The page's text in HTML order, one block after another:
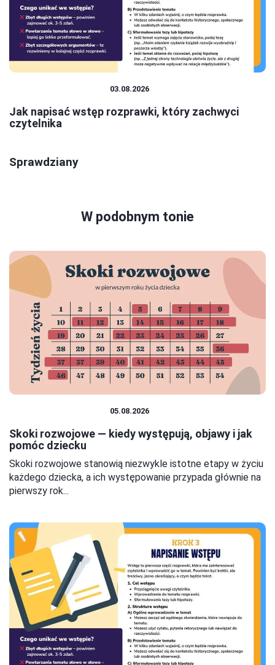
03.08.2026
Jak napisać wstęp rozprawki, który zachwyci
czytelnika
Sprawdziany
W podobnym tonie
05.08.2026
Skoki rozwojowe — kiedy występują, objawy i jak
pomóc dziecku
Skoki rozwojowe stanowią niezwykle istotne etapy w życiu
każdego dziecka, a ich występowanie przypada głównie na
pierwszy rok...